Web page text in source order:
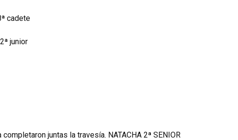
cadete
junior
juntas la travesía. NATACHA 2ª SENIOR